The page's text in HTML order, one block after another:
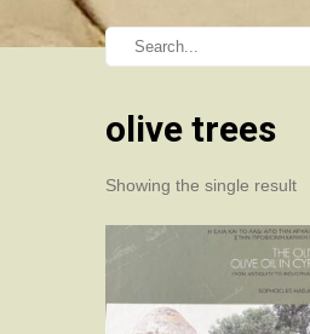
olive trees
Showing the single result